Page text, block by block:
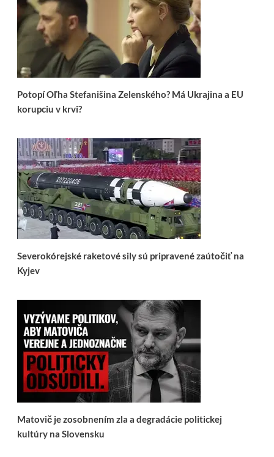
Potopí Oľha Stefanišina Zelenského? Má Ukrajina a EU
korupciu v krvi?
Severokórejské raketové sily sú pripravené zaútočiť na
Kyjev
Matovič je zosobnením zla a degradácie politickej
kultúry na Slovensku